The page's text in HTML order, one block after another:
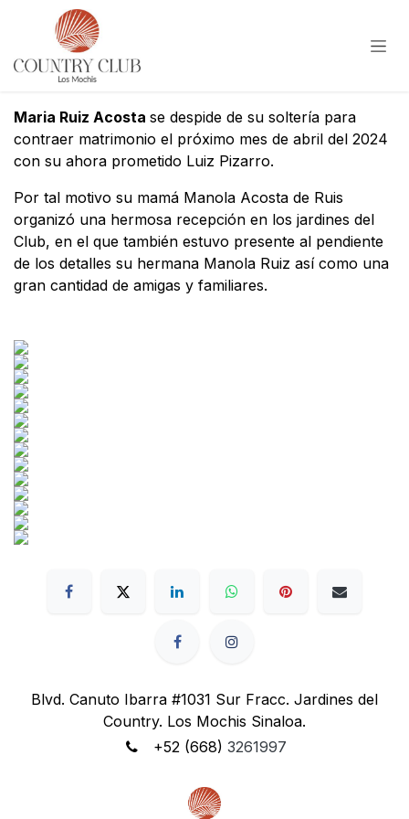
Ir al contenido
Maria Ruiz Acosta se despide de su soltería para
contraer matrimonio el próximo mes de abril del 2024
con su ahora prometido Luiz Pizarro.
Por tal motivo su mamá Manola Acosta de Ruis
organizó una hermosa recepción en los jardines del
Club, en el que también estuvo presente al pendiente
de los detalles su hermana Manola Ruiz así como una
gran cantidad de amigas y familiares.
Blvd. Canuto Ibarra #1031 Sur Fracc. Jardines del
Country. Los Mochis Sinaloa.
+52 (668) 3261997